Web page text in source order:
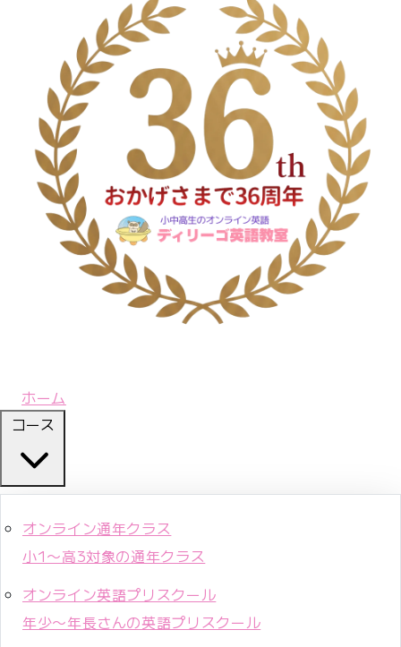
ホーム
コース
オンライン通年クラス
小1〜高3対象の通年クラス
オンライン英語プリスクール
年少〜年長さんの英語プリスクール